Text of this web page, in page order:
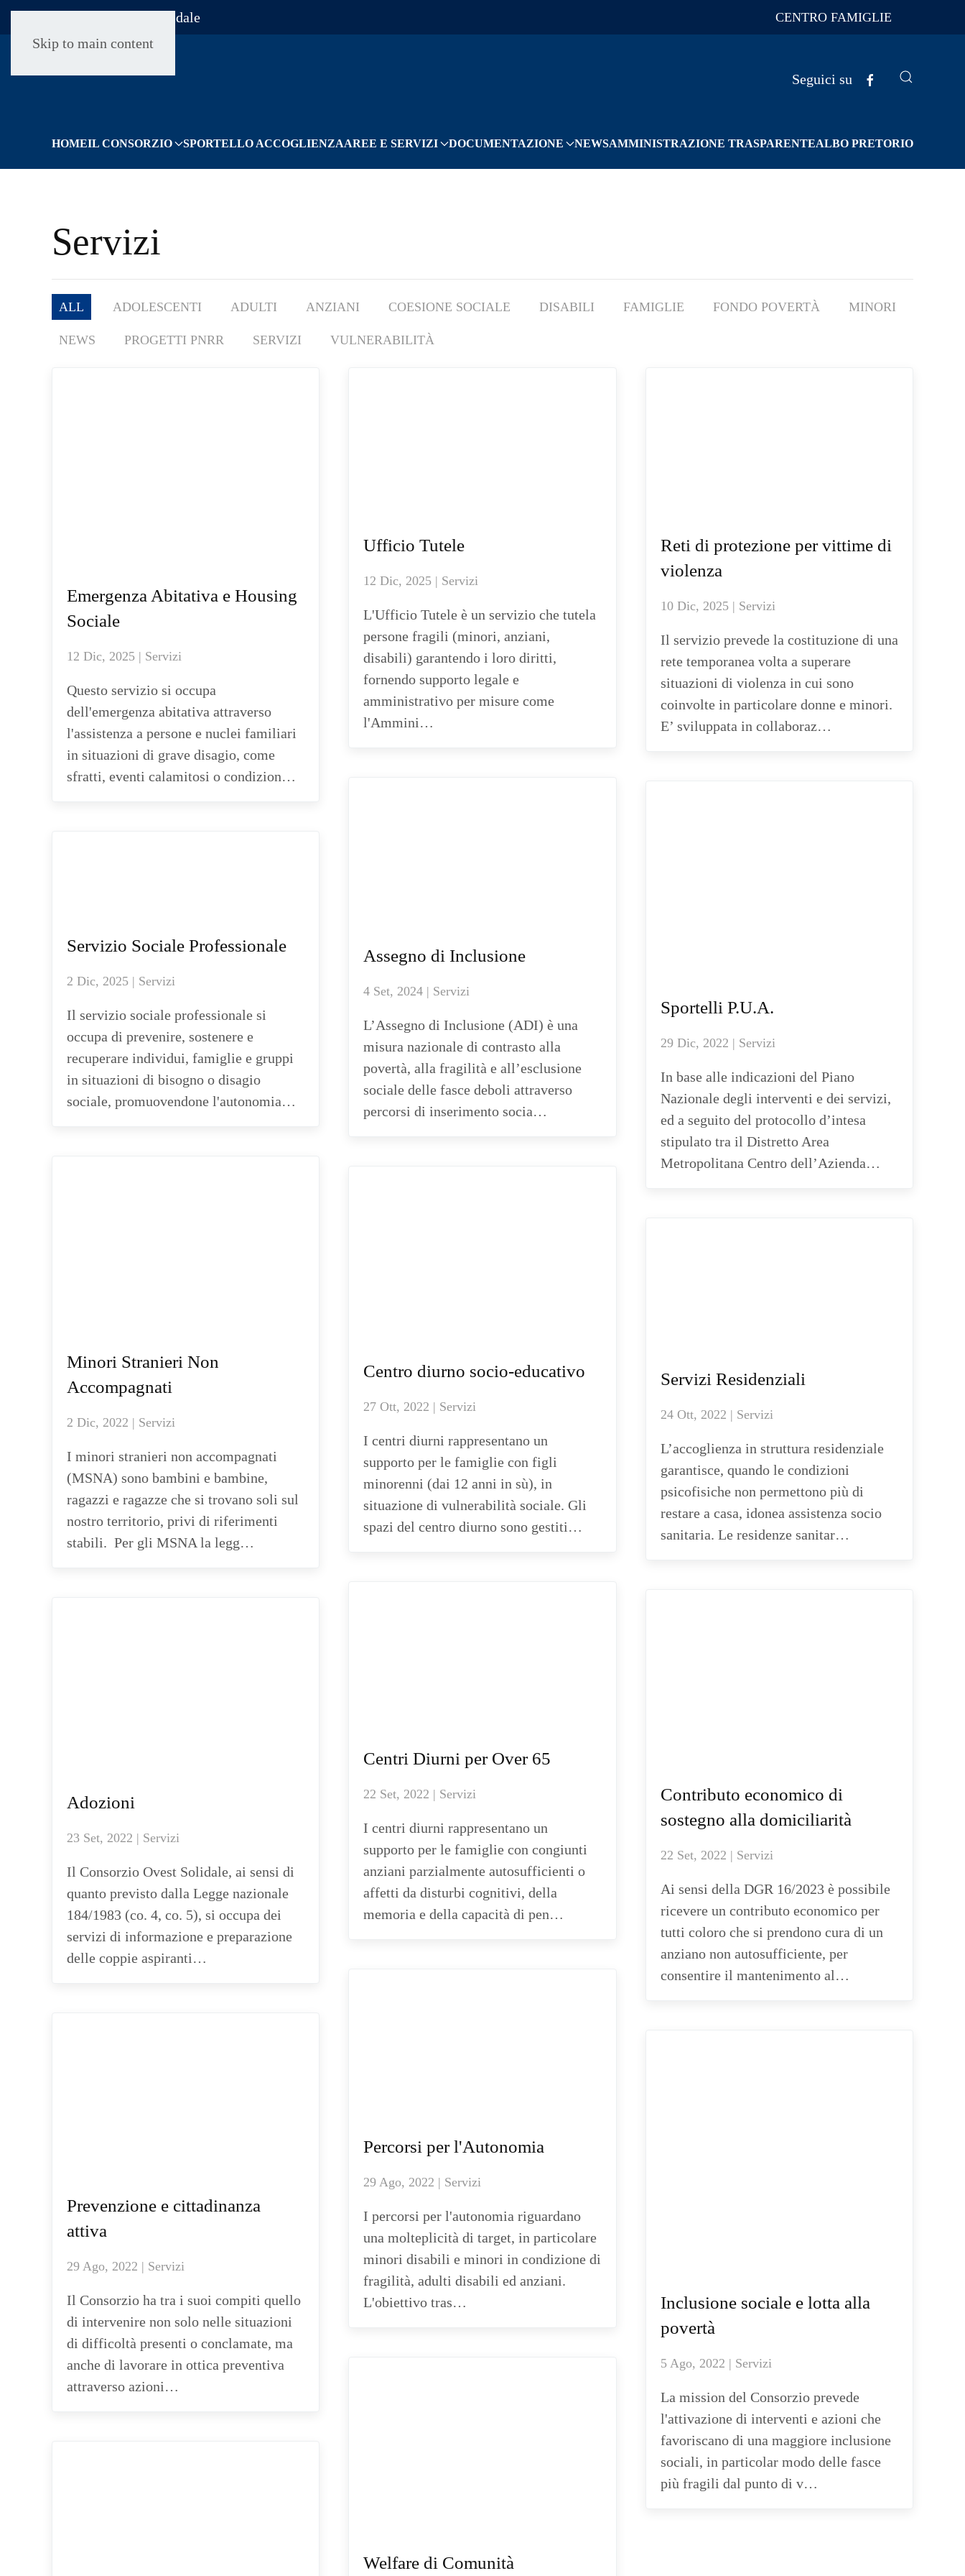
Skip to main content
Consorzio Ovest Solidale CENTRO FAMIGLIE
Seguici su
HOMEIL CONSORZIO SPORTELLO ACCOGLIENZAAREE E SERVIZI DOCUMENTAZIONE NEWSAMMINISTRAZIONE TRASPARENTEALBO PRETORIO
Servizi
ALL ADOLESCENTI ADULTI ANZIANI COESIONE SOCIALE DISABILI FAMIGLIE FONDO POVERTÀ MINORI
NEWS PROGETTI PNRR SERVIZI VULNERABILITÀ
Emergenza Abitativa e Housing
Sociale
12 Dic, 2025 | Servizi
Questo servizio si occupa
dell'emergenza abitativa attraverso
l'assistenza a persone e nuclei familiari
in situazioni di grave disagio, come
sfratti, eventi calamitosi o condizion…
Ufficio Tutele
12 Dic, 2025 | Servizi
L'Ufficio Tutele è un servizio che tutela
persone fragili (minori, anziani,
disabili) garantendo i loro diritti,
fornendo supporto legale e
amministrativo per misure come
l'Ammini…
Reti di protezione per vittime di
violenza
10 Dic, 2025 | Servizi
Il servizio prevede la costituzione di una
rete temporanea volta a superare
situazioni di violenza in cui sono
coinvolte in particolare donne e minori.
E’ sviluppata in collaboraz…
Servizio Sociale Professionale
2 Dic, 2025 | Servizi
Il servizio sociale professionale si
occupa di prevenire, sostenere e
recuperare individui, famiglie e gruppi
in situazioni di bisogno o disagio
sociale, promuovendone l'autonomia…
Assegno di Inclusione
4 Set, 2024 | Servizi
L’Assegno di Inclusione (ADI) è una
misura nazionale di contrasto alla
povertà, alla fragilità e all’esclusione
sociale delle fasce deboli attraverso
percorsi di inserimento socia…
Sportelli P.U.A.
29 Dic, 2022 | Servizi
In base alle indicazioni del Piano
Nazionale degli interventi e dei servizi,
ed a seguito del protocollo d’intesa
stipulato tra il Distretto Area
Metropolitana Centro dell’Azienda…
Minori Stranieri Non
Accompagnati
2 Dic, 2022 | Servizi
I minori stranieri non accompagnati
(MSNA) sono bambini e bambine,
ragazzi e ragazze che si trovano soli sul
nostro territorio, privi di riferimenti
stabili. Per gli MSNA la legg…
Centro diurno socio-educativo
27 Ott, 2022 | Servizi
I centri diurni rappresentano un
supporto per le famiglie con figli
minorenni (dai 12 anni in sù), in
situazione di vulnerabilità sociale. Gli
spazi del centro diurno sono gestiti…
Servizi Residenziali
24 Ott, 2022 | Servizi
L’accoglienza in struttura residenziale
garantisce, quando le condizioni
psicofisiche non permettono più di
restare a casa, idonea assistenza socio
sanitaria. Le residenze sanitar…
Adozioni
23 Set, 2022 | Servizi
Il Consorzio Ovest Solidale, ai sensi di
quanto previsto dalla Legge nazionale
184/1983 (co. 4, co. 5), si occupa dei
servizi di informazione e preparazione
delle coppie aspiranti…
Centri Diurni per Over 65
22 Set, 2022 | Servizi
I centri diurni rappresentano un
supporto per le famiglie con congiunti
anziani parzialmente autosufficienti o
affetti da disturbi cognitivi, della
memoria e della capacità di pen…
Contributo economico di
sostegno alla domiciliarità
22 Set, 2022 | Servizi
Ai sensi della DGR 16/2023 è possibile
ricevere un contributo economico per
tutti coloro che si prendono cura di un
anziano non autosufficiente, per
consentire il mantenimento al…
Prevenzione e cittadinanza
attiva
29 Ago, 2022 | Servizi
Il Consorzio ha tra i suoi compiti quello
di intervenire non solo nelle situazioni
di difficoltà presenti o conclamate, ma
anche di lavorare in ottica preventiva
attraverso azioni…
Percorsi per l'Autonomia
29 Ago, 2022 | Servizi
I percorsi per l'autonomia riguardano
una molteplicità di target, in particolare
minori disabili e minori in condizione di
fragilità, adulti disabili ed anziani.
L'obiettivo tras…
Inclusione sociale e lotta alla
povertà
5 Ago, 2022 | Servizi
La mission del Consorzio prevede
l'attivazione di interventi e azioni che
favoriscano di una maggiore inclusione
sociali, in particolar modo delle fasce
più fragili dal punto di v…
Welfare di Comunità